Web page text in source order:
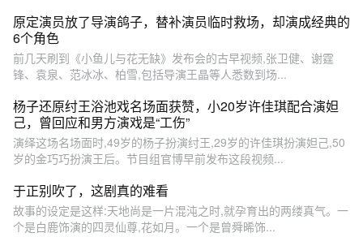
原定演员放了导演鸽子，替补演员临时救场，却演成经典的
6个角色
前几天刷到《小鱼儿与花无缺》发布会的古早视频,张卫健、谢霆
锋、袁泉、范冰冰、柏雪,包括导演王晶等人悉数到场...
杨子还原纣王浴池戏名场面获赞，小20岁许佳琪配合演妲
己，曾回应和男方演戏是“工伤”
演绎这场名场面时,49岁的杨子扮演纣王,29岁的许佳琪扮演妲己,50
岁的金巧巧扮演王后。节目组官博早前发布这段视频...
于正别吹了，这剧真的难看
故事的设定是这样:天地尚是一片混沌之时,就孕育出的两缕真气。一
个是白鹿饰演的四灵仙尊,花如月。一个是曾舜晞饰...